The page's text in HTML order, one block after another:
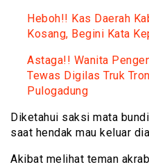
Heboh!! Kas Daerah
Kosang, Begini Kata
Astaga!! Wanita
Tewas Digilas Truk
Pulogadung
Diketahui saksi mata
saat hendak mau keluar
Akibat melihat teman